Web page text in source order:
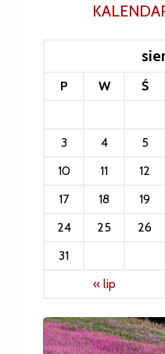
P W Ś
3
4 5
10
11 12
17
18 19
24
25 26
31
« lip